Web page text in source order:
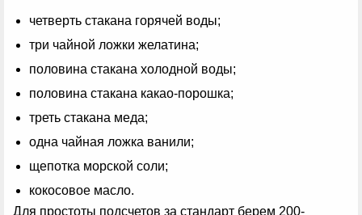
четверть стакана горячей воды;
три чайной ложки желатина;
половина стакана холодной воды;
половина стакана какао-порошка;
треть стакана меда;
одна чайная ложка ванили;
щепотка морской соли;
кокосовое масло.
Для простоты подсчетов за стандарт берем 200-